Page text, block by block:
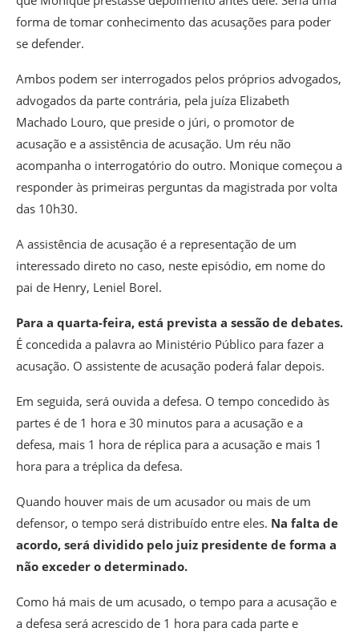
forma de tomar conhecimento das acusações para poder
se defender.
Ambos podem ser interrogados pelos próprios advogados,
advogados da parte contrária, pela juíza Elizabeth
Machado Louro, que preside o júri, o promotor de
acusação e a assistência de acusação. Um réu não
acompanha o interrogatório do outro. Monique começou a
responder às primeiras perguntas da magistrada por volta
das 10h30.
A assistência de acusação é a representação de um
interessado direto no caso, neste episódio, em nome do
pai de Henry, Leniel Borel.
Para a quarta-feira, está prevista a sessão de debates.
É concedida a palavra ao Ministério Público para fazer a
acusação. O assistente de acusação poderá falar depois.
Em seguida, será ouvida a defesa. O tempo concedido às
partes é de 1 hora e 30 minutos para a acusação e a
defesa, mais 1 hora de réplica para a acusação e mais 1
hora para a tréplica da defesa.
Quando houver mais de um acusador ou mais de um
defensor, o tempo será distribuído entre eles. Na falta de
acordo, será dividido pelo juiz presidente de forma a
não exceder o determinado.
Como há mais de um acusado, o tempo para a acusação e
a defesa será acrescido de 1 hora para cada parte e